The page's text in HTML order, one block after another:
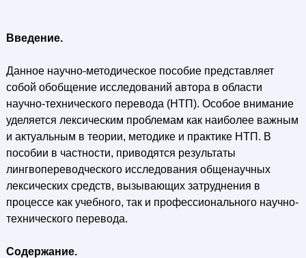
Введение.
Данное научно-методическое пособие представляет
собой обобщение исследований автора в области
научно-технического перевода (НТП). Особое внимание
уделяется лексическим проблемам как наиболее важным
и актуальным в теории, методике и практике НТП. В
пособии в частности, приводятся результаты
лингвопереводческого исследования общенаучных
лексических средств, вызывающих затруднения в
процессе как учебного, так и профессионального научно-
технического перевода.
Содержание.